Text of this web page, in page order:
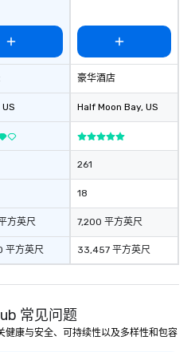
US
方英尺
平方英尺
豪华酒店
Half Moon Bay, US
261
18
7,200 平方英尺
33,457 平方英尺
常见问题
康与安全、可持续性以及多样性和包容